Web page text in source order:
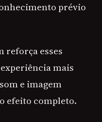
prévio
reforça esses
mais
e imagem
efeito completo.